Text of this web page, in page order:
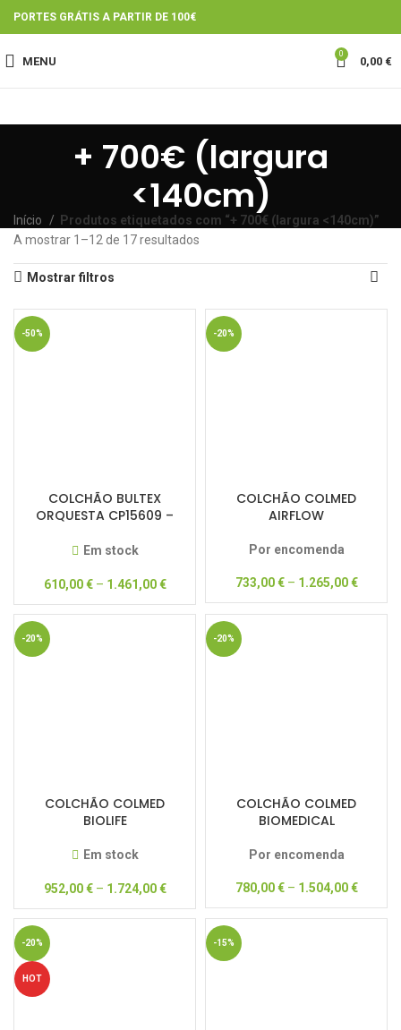
PORTES GRÁTIS A PARTIR DE 100€
MENU
0
0,00 €
+ 700€ (largura
<140cm)
Início
Produtos etiquetados com “+ 700€ (largura <140cm)”
A mostrar 1–12 de 17 resultados
Mostrar filtros
-50%
COLCHÃO BULTEX
ORQUESTA CP15609 –
50% DESCONTO
Em stock
610,00€– 1.461,00€
-20%
COLCHÃO COLMED
AIRFLOW
Por encomenda
733,00€– 1.265,00€
-20%
COLCHÃO COLMED
BIOLIFE
Em stock
952,00€– 1.724,00€
-20%
COLCHÃO COLMED
BIOMEDICAL
Por encomenda
780,00€– 1.504,00€
-20%
HOT
-15%